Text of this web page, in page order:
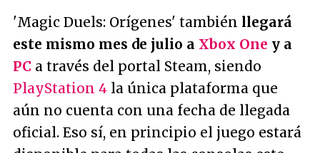
'Magic Duels: Orígenes' también llegará
este mismo mes de julio a Xbox One y a
PC a través del portal Steam, siendo
PlayStation 4 la única plataforma que
aún no cuenta con una fecha de llegada
oficial. Eso sí, en principio el juego estará